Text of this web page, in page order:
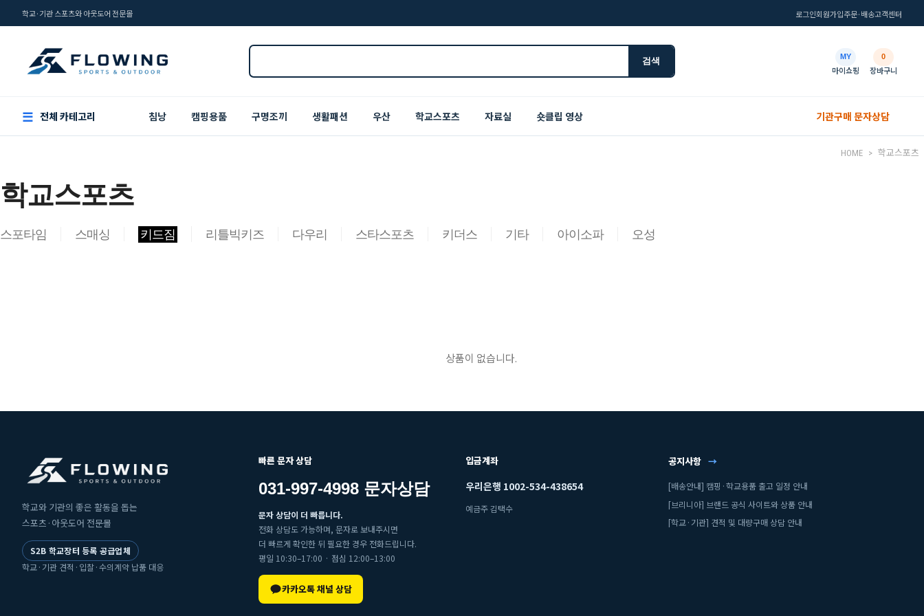
학교·기관 스포츠와 아웃도어 전문몰 로그인회원가입주문·배송고객센터
검색 MY
마이쇼핑
0
장바구니
☰ 전체 카테고리 침낭 캠핑용품 구명조끼 생활패션 우산 학교스포츠 자료실 숏클립 영상 기관구매 문자상담
HOME > 학교스포츠
학교스포츠
스포타임 스매싱 키드짐 리틀빅키즈 다우리 스타스포츠 키더스 기타 아이소파 오성
상품이 없습니다.
학교와 기관의 좋은 활동을 돕는
스포츠·아웃도어 전문몰
S2B 학교장터 등록 공급업체
학교·기관 견적·입찰·수의계약 납품 대응
빠른 문자 상담
031-997-4998 문자상담
문자 상담이 더 빠릅니다.
전화 상담도 가능하며, 문자로 보내주시면
더 빠르게 확인한 뒤 필요한 경우 전화드립니다.
평일 10:30–17:00 · 점심 12:00–13:00
카카오톡 채널 상담
입금계좌
우리은행 1002-534-438654
예금주 김택수
공지사항 →
[배송안내] 캠핑·학교용품 출고 일정 안내
[브리니아] 브랜드 공식 사이트와 상품 안내
[학교·기관] 견적 및 대량구매 상담 안내